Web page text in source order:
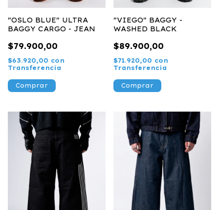
"OSLO BLUE" ULTRA
BAGGY CARGO - JEAN
$79.900,00
$63.920,00 con
Transferencia
Comprar
"VIEGO" BAGGY -
WASHED BLACK
$89.900,00
$71.920,00 con
Transferencia
Comprar